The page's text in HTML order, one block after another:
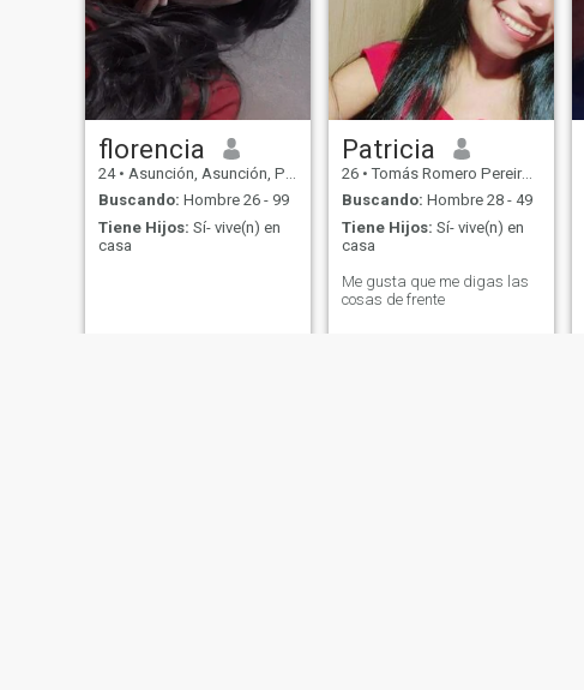
florencia
24 • Asunción, Asunción, Paraguay
Buscando: Hombre 26 - 99
Tiene Hijos: Sí- vive(n) en
casa
Patricia
26 • Tomás Romero Pereira, Itapúa, Paraguay
Buscando: Hombre 28 - 49
Tiene Hijos: Sí- vive(n) en
casa
Me gusta que me digas las
cosas de frente